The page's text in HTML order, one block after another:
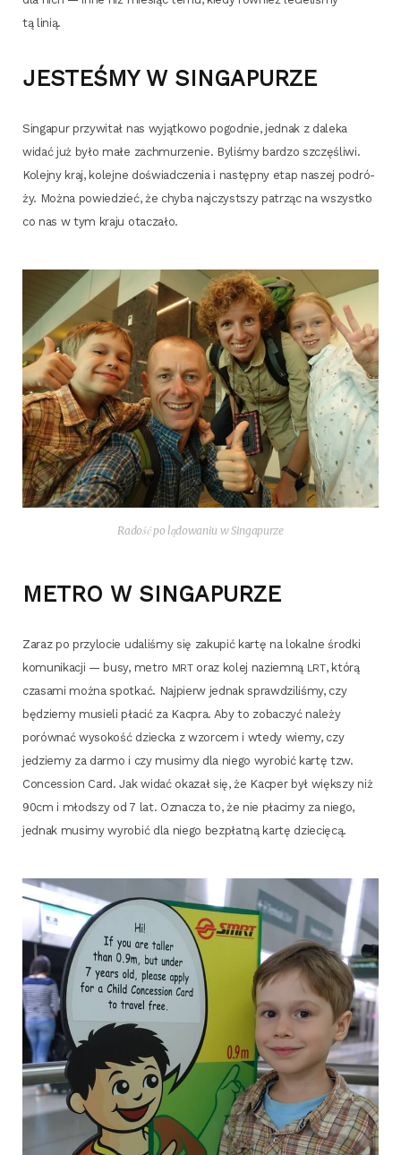
tą linią.
JESTEŚMY W SINGAPURZE
Sin­ga­pur przy­wi­tał nas wyjąt­ko­wo pogod­nie, jed­nak z dale­ka
widać już było małe zachmu­rze­nie. Byli­śmy bar­dzo szczę­śli­wi.
Kolej­ny kraj, kolej­ne doświad­cze­nia i następ­ny etap naszej podró­
ży. Moż­na powie­dzieć, że chy­ba naj­czyst­szy patrząc na wszyst­ko
co nas w tym kra­ju otaczało.
Radość po lądowaniu w Singapurze
METRO W SINGAPURZE
Zaraz po przy­lo­cie uda­li­śmy się zaku­pić kar­tę na lokal­ne środ­ki
komu­ni­ka­cji — busy, metro MRToraz kolej naziem­ną LRT, któ­rą
cza­sa­mi moż­na spo­tkać. Naj­pierw jed­nak spraw­dzi­li­śmy, czy
będzie­my musie­li pła­cić za Kac­pra. Aby to zoba­czyć nale­ży
porów­nać wyso­kość dziec­ka z wzor­cem i wte­dy wie­my, czy
jedzie­my za dar­mo i czy musi­my dla nie­go wyro­bić kar­tę tzw.
Con­ces­sion Card. Jak widać oka­zał się, że Kac­per był więk­szy niż
90cm i młod­szy od 7 lat. Ozna­cza to, że nie pła­ci­my za nie­go,
jed­nak musi­my wyro­bić dla nie­go bez­płat­ną kar­tę dziecięcą.